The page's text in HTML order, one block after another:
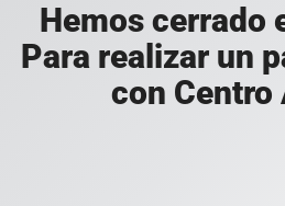
Hemos cerrado
Para realizar un
con Centro